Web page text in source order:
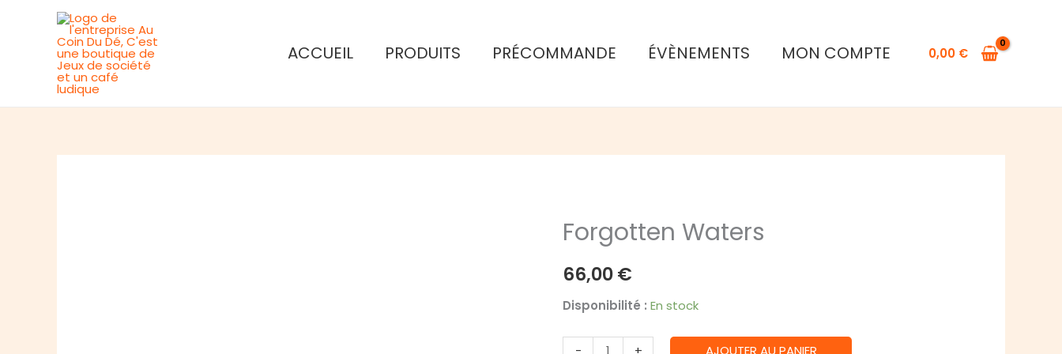
ACCUEIL PRODUITS PRÉCOMMANDE ÉVÈNEMENTS MON COMPTE 0,00 €
Forgotten Waters
66,00€
Disponibilité : En stock
quantité
AJOUTER AU PANIER